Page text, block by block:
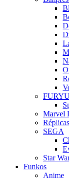
Marvel
Réplicas
SEGA
Star
Funkos
Anime